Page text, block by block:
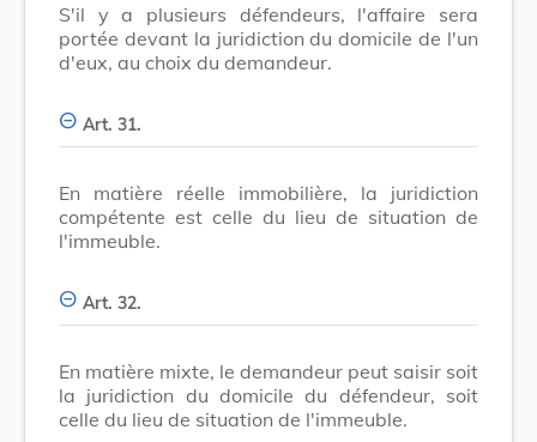
S'il y a plusieurs défendeurs, l'affaire sera
portée devant la juridiction du domicile de l'un
d'eux, au choix du demandeur.
Art. 31.
En matière réelle immobilière, la juridiction
compétente est celle du lieu de situation de
l'immeuble.
Art. 32.
En matière mixte, le demandeur peut saisir soit
la juridiction du domicile du défendeur, soit
celle du lieu de situation de l'immeuble.